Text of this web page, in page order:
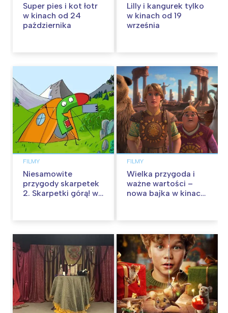
Super pies i kot łotr
w kinach od 24
października
Lilly i kangurek tylko
w kinach od 19
września
FILMY
Niesamowite
przygody skarpetek
2. Skarpetki górą! w
FILMY
Wielka przygoda i
ważne wartości –
nowa bajka w kinach